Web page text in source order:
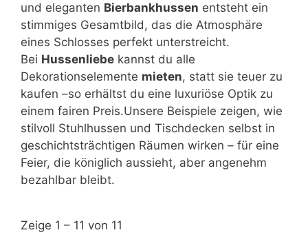
und eleganten Bierbankhussen entsteht ein
stimmiges Gesamtbild, das die Atmosphäre
eines Schlosses perfekt unterstreicht.
Bei Hussenliebe kannst du alle
Dekorationselemente mieten, statt sie teuer zu
kaufen –so erhältst du eine luxuriöse Optik zu
einem fairen Preis.Unsere Beispiele zeigen, wie
stilvoll Stuhlhussen und Tischdecken selbst in
geschichtsträchtigen Räumen wirken – für eine
Feier, die königlich aussieht, aber angenehm
bezahlbar bleibt.
Zeige 1 – 11 von 11